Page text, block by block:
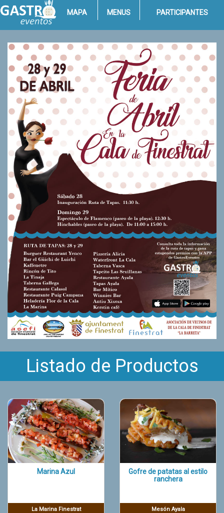
MAPA MENUS PARTICIPANTES
Listado de Productos
Marina Azul
La Marina Finestrat
Gofre de patatas al estilo
ranchera
Mesón Ayala